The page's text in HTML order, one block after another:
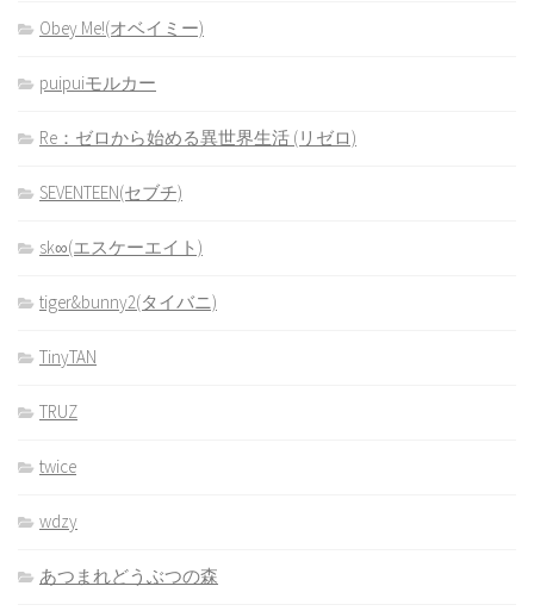
Obey Me!(オベイミー)
puipuiモルカー
Re：ゼロから始める異世界生活 (リゼロ)
SEVENTEEN(セブチ)
sk∞(エスケーエイト)
tiger&bunny2(タイバニ)
TinyTAN
TRUZ
twice
wdzy
あつまれどうぶつの森